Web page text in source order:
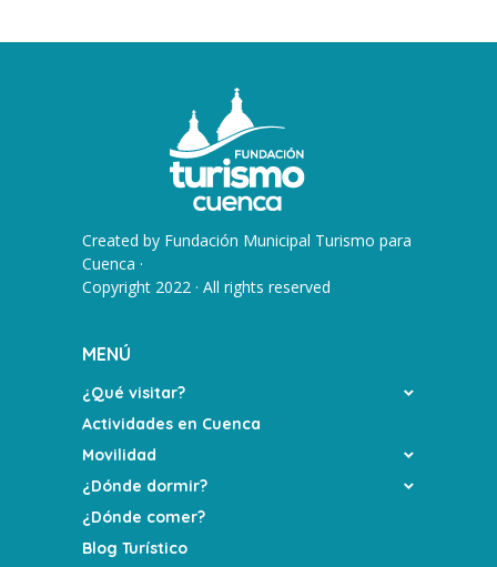
Created by Fundación Municipal Turismo para
Cuenca ·
Copyright 2022 · All rights reserved
MENÚ
¿Qué visitar?
Actividades en Cuenca
Movilidad
¿Dónde dormir?
¿Dónde comer?
Blog Turístico